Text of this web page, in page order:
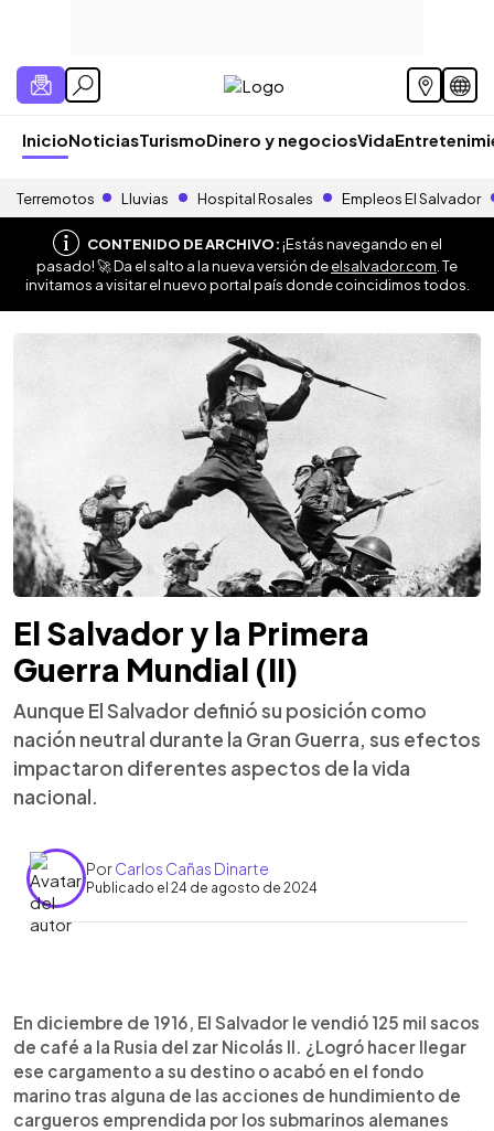
InicioNoticiasTurismoDinero y negociosVida
Terremotos Lluvias Hospital Rosales Empleos El Salvador
CONTENIDO DE ARCHIVO:¡Estás navegando en el
pasado! 🚀 Da el salto a la nueva versión deelsalvador.com . Te
invitamos a visitar el nuevo portal país donde coincidimos todos.
El Salvador y la Primera
Guerra Mundial (II)
Aunque El Salvador definió su posición como
nación neutral durante la Gran Guerra, sus efectos
impactaron diferentes aspectos de la vida
nacional.
PorCarlos Cañas Dinarte
Publicado el 24 de agosto de 2024
► Escuchar artículo
En diciembre de 1916, El Salvador le vendió 125 mil sacos
de café a la Rusia del zar Nicolás II. ¿Logró hacer llegar
ese cargamento a su destino o acabó en el fondo
marino tras alguna de las acciones de hundimiento de
cargueros emprendida por los submarinos alemanes